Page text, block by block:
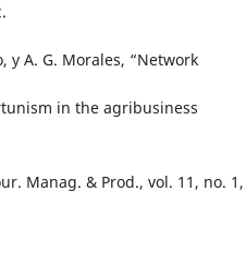
y A. G. Morales, “Network
in the agribusiness
Manag. & Prod., vol. 11, no. 1,